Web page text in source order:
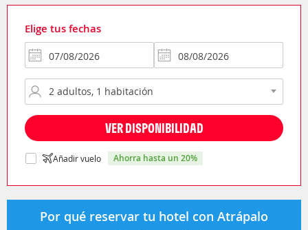
Elige tus fechas
VER DISPONIBILIDAD
Añadir vuelo ahorra hasta un 20%
Por qué reservar tu hotel con Atrápalo